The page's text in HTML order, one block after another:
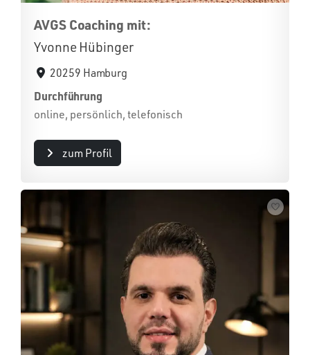
AVGS Coaching mit:
Yvonne Hübinger
20259 Hamburg
Durchführung
online, persönlich, telefonisch
zum Profil